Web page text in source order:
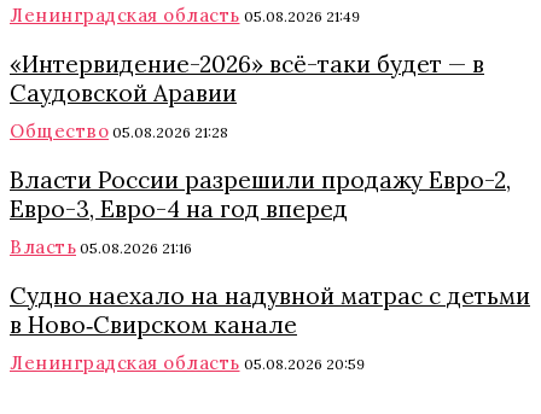
Ленинградская область 05.08.2026 21:49
«Интервидение-2026» всё-таки будет — в
Саудовской Аравии
Общество 05.08.2026 21:28
Власти России разрешили продажу Евро-2,
Евро-3, Евро-4 на год вперед
Власть 05.08.2026 21:16
Судно наехало на надувной матрас с детьми
в Ново‑Свирском канале
Ленинградская область 05.08.2026 20:59